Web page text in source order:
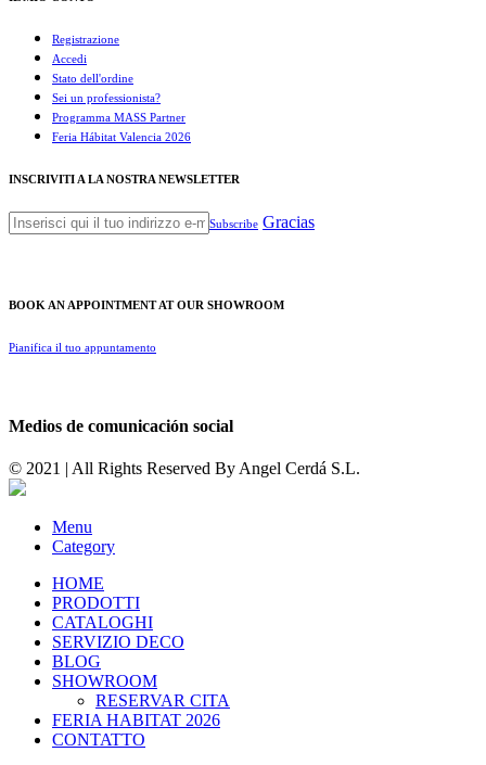
Registrazione
Accedi
Stato dell'ordine
Sei un professionista?
Programma MASS Partner
Feria Hábitat Valencia 2026
INSCRIVITI A LA NOSTRA NEWSLETTER
Subscribe Gracias
BOOK AN APPOINTMENT AT OUR SHOWROOM
Pianifica il tuo appuntamento
Medios de comunicación social
© 2021 | All Rights Reserved By Angel Cerdá S.L.
Menu
Category
HOME
PRODOTTI
CATALOGHI
SERVIZIO DECO
BLOG
SHOWROOM
RESERVAR CITA
FERIA HABITAT 2026
CONTATTO